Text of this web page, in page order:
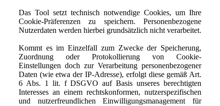
Das Tool setzt technisch notwendige Cookies, um Ihre
Cookie-Präferenzen zu speichern. Personenbezogene
Nutzerdaten werden hierbei grundsätzlich nicht verarbeitet.
Kommt es im Einzelfall zum Zwecke der Speicherung,
Zuordnung oder Protokollierung von Cookie-
Einstellungen doch zur Verarbeitung personenbezogener
Daten (wie etwa der IP-Adresse), erfolgt diese gemäß Art.
6 Abs. 1 lit. f DSGVO auf Basis unseres berechtigten
Interesses an einem rechtskonformen, nutzerspezifischen
und nutzerfreundlichen Einwilligungsmanagement für